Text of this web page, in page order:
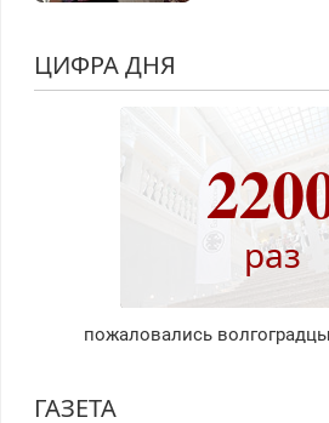
ЦИФРА ДНЯ
раз
пожаловались
ГАЗЕТА